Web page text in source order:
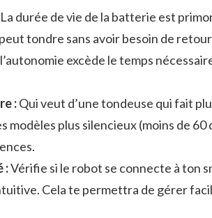
La durée de vie de la batterie est
tondre sans avoir besoin de
excède le temps
:Qui veut d’une tondeuse qui fait
modèles plus silencieux (moins de
:Vérifie si le robot se connecte à ton
Cela te permettra de gérer